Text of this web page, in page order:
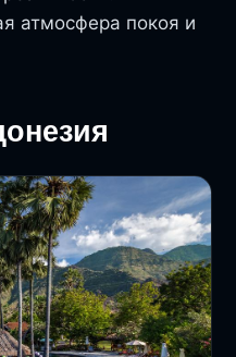
атмосфера покоя и